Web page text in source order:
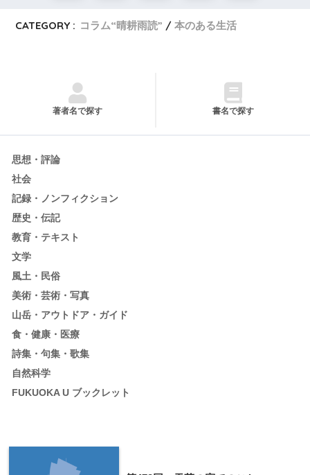
CATEGORY : コラム“晴耕雨読” 本のある生活
著者名で探す 書名で探す
思想・評論
社会
記録・ノンフィクション
歴史・伝記
教育・テキスト
文学
風土・民俗
美術・芸術・写真
山岳・アウトドア・ガイド
食・健康・医療
詩集・句集・歌集
自然科学
FUKUOKA U ブックレット